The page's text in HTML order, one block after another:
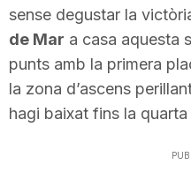
sense degustar la
de Mar a casa aquesta
punts amb la primera
la zona d’ascens
hagi baixat fins la quarta